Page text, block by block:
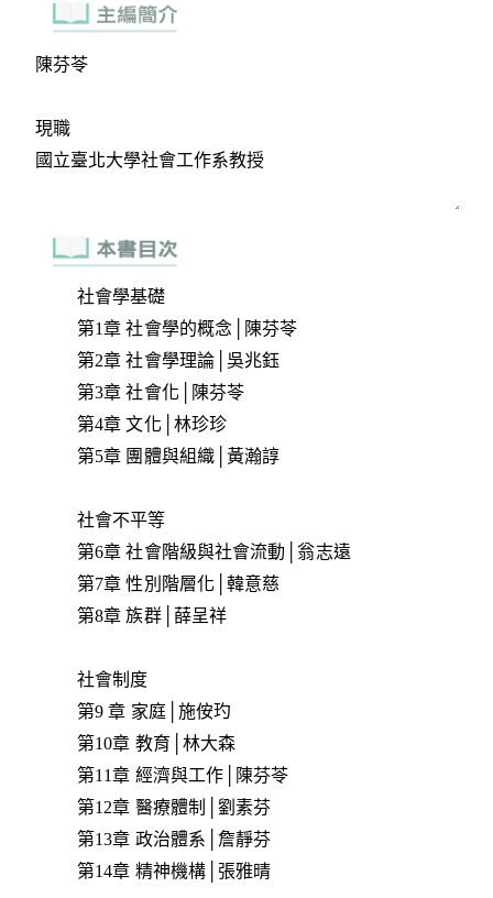
社會學基礎
第1章 社會學的概念│陳芬苓
第2章 社會學理論│吳兆鈺
第3章 社會化│陳芬苓
第4章 文化│林珍珍
第5章 團體與組織│黃瀚諄
社會不平等
第6章 社會階級與社會流動│翁志遠
第7章 性別階層化│韓意慈
第8章 族群│薛呈祥
社會制度
第9 章 家庭│施侒玓
第10章 教育│林大森
第11章 經濟與工作│陳芬苓
第12章 醫療體制│劉素芬
第13章 政治體系│詹靜芬
第14章 精神機構│張雅晴